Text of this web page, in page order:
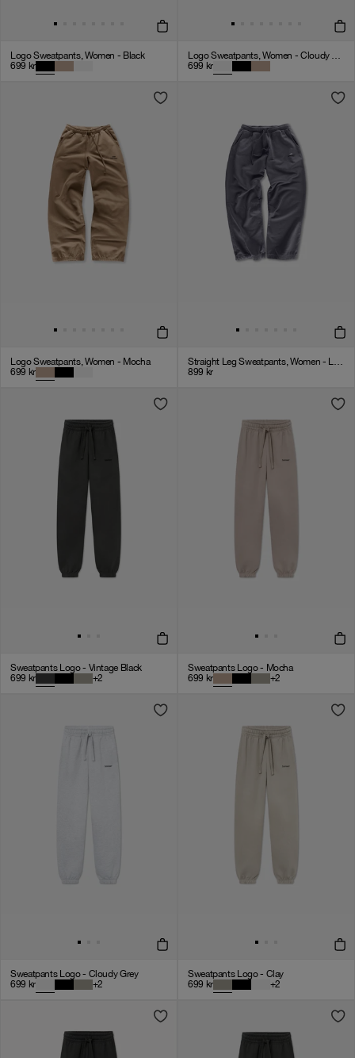
Logo Sweatpants, Women - Black
699 kr
Logo Sweatpants, Women - Cloudy Grey
699 kr
Logo Sweatpants, Women - Mocha
699 kr
Straight Leg Sweatpants, Women - Logo 3.0 - Dark Grey
899 kr
Sweatpants Logo - Vintage Black
699 kr +2
Sweatpants Logo - Mocha
699 kr +2
Sweatpants Logo - Cloudy Grey
699 kr +2
Sweatpants Logo - Clay
699 kr +2